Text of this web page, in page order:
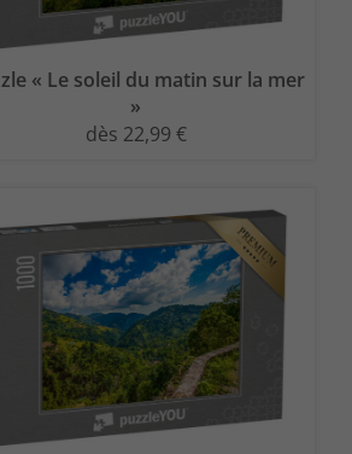
« Le soleil du matin sur la mer
»
dès 22,99 €